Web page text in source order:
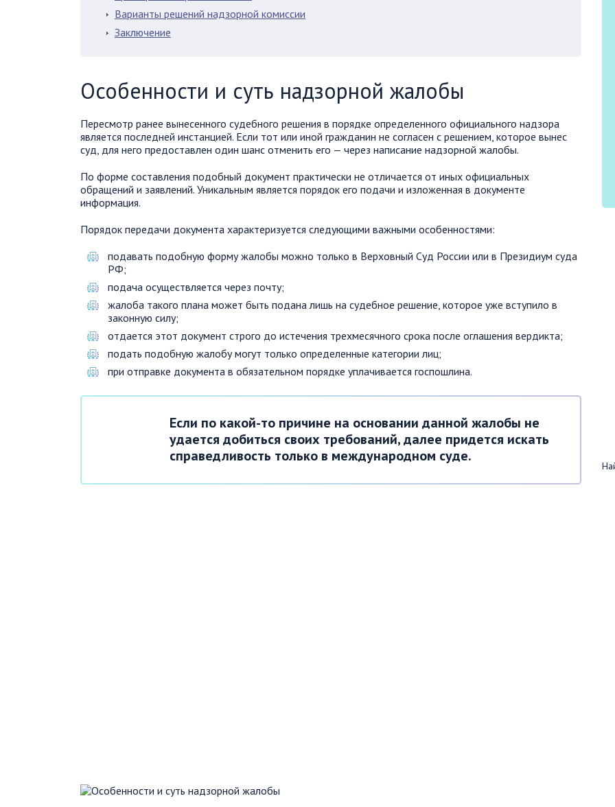
Варианты решений надзорной комиссии
Заключение
Особенности и суть надзорной жалобы
Пересмотр ранее вынесенного судебного решения в порядке определенного официального надзора
является последней инстанцией. Если тот или иной гражданин не согласен с решением, которое вынес
суд, для него предоставлен один шанс отменить его — через написание надзорной жалобы.
По форме составления подобный документ практически не отличается от иных официальных
обращений и заявлений. Уникальным является порядок его подачи и изложенная в документе
информация.
Порядок передачи документа характеризуется следующими важными особенностями:
подавать подобную форму жалобы можно только в Верховный Суд России или в Президиум суда
РФ;
подача осуществляется через почту;
жалоба такого плана может быть подана лишь на судебное решение, которое уже вступило в
законную силу;
отдается этот документ строго до истечения трехмесячного срока после оглашения вердикта;
подать подобную жалобу могут только определенные категории лиц;
при отправке документа в обязательном порядке уплачивается госпошлина.
Если по какой-то причине на основании данной жалобы не
удается добиться своих требований, далее придется искать
справедливость только в международном суде.